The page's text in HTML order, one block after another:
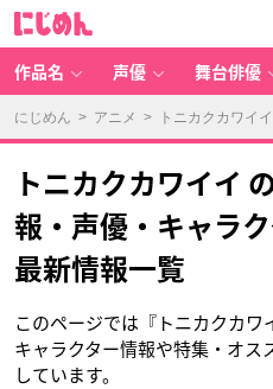
作品名 声優 舞台俳優
にじめん > アニメ > トニカクカワイイ
トニカクカワイイ
報・声優・キャラ
最新情報一覧
このページでは『トニカクカワ
キャラクター情報や特集・オ
しています。